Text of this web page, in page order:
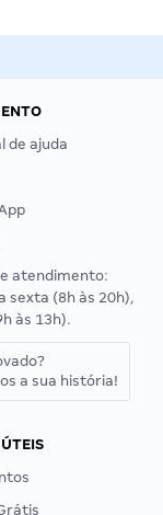
de ajuda
atendimento:
sexta (8h às 20h),
às 13h).
a sua história!